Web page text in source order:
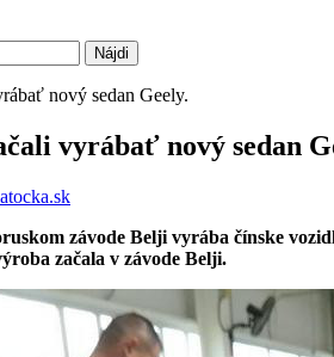
vyrábať nový sedan
závode Belji vyrába čínske
začala v závode Belji.